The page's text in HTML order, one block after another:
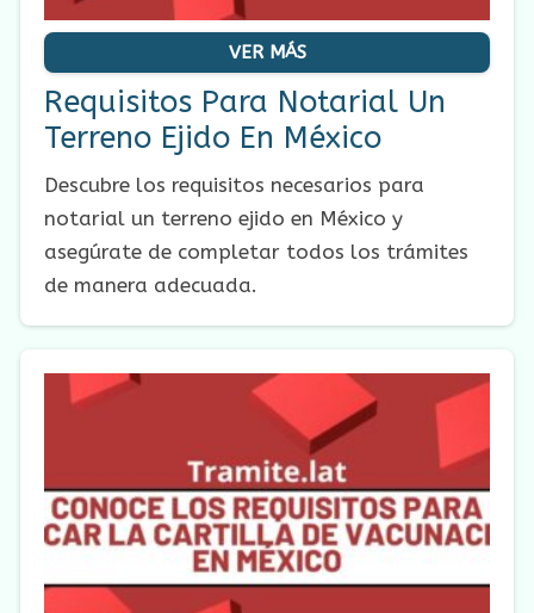
VER MÁS
Requisitos Para Notarial Un
Terreno Ejido En México
Descubre los requisitos necesarios para
notarial un terreno ejido en México y
asegúrate de completar todos los trámites
de manera adecuada.